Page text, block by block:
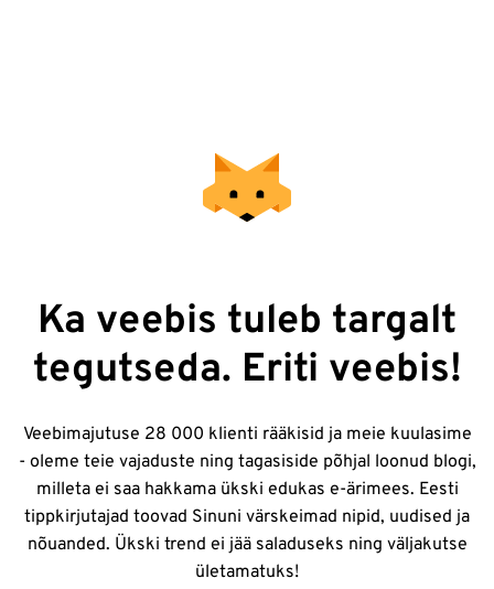
Ka veebis tuleb targalt
tegutseda. Eriti veebis!
Veebimajutuse 28 000 klienti rääkisid ja meie kuulasime
- oleme teie vajaduste ning tagasiside põhjal loonud blogi,
milleta ei saa hakkama ükski edukas e-ärimees. Eesti
tippkirjutajad toovad Sinuni värskeimad nipid, uudised ja
nõuanded. Ükski trend ei jää saladuseks ning väljakutse
ületamatuks!